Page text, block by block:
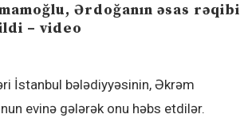
Ərdoğanın əsas rəqibi
– video
İstanbul bələdiyyəsinin, Əkrəm
evinə gələrək onu həbs etdilər.